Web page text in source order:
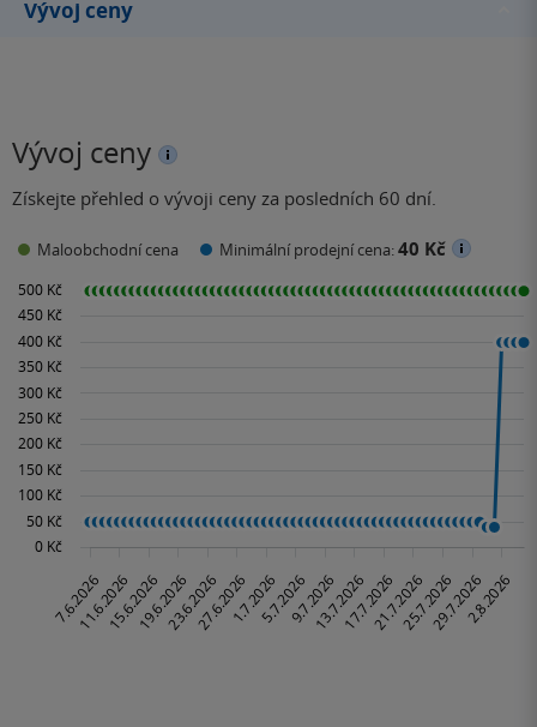
Vývoj ceny
Vývoj ceny
Získejte přehled o vývoji ceny za posledních 60 dní.
Maloobchodní cena Minimální prodejní cena:40 Kč